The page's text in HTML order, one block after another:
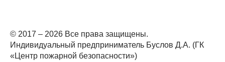
© 2017 – 2026 Все права защищены.
Индивидуальный предприниматель Буслов Д.А. (ГК
«Центр пожарной безопасности»)